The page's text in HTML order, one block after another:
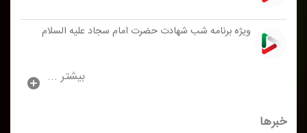
ویژه برنامه شب شهادت حضرت امام سجاد علیه السلام
بیشتر ...
خبرها